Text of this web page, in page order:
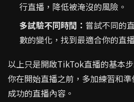
行直播，降低被淹沒的風險。
多試驗不同時間： 嘗試不同的
數的變化，找到最適合你的直
以上只是開啟TikTok直播的基本
你在開始直播之前，多加練習和準
成功的直播內容。